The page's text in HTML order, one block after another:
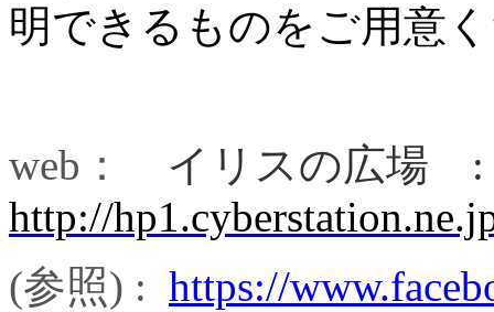
明できるものをご用意
web： イリスの広場 :
http://
(参照) : https://